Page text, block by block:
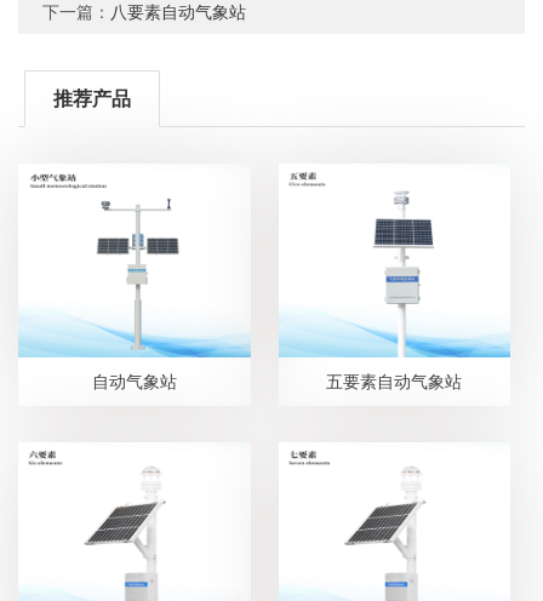
下一篇： 八要素自动气象站
推荐产品
自动气象站 五要素自动气象站